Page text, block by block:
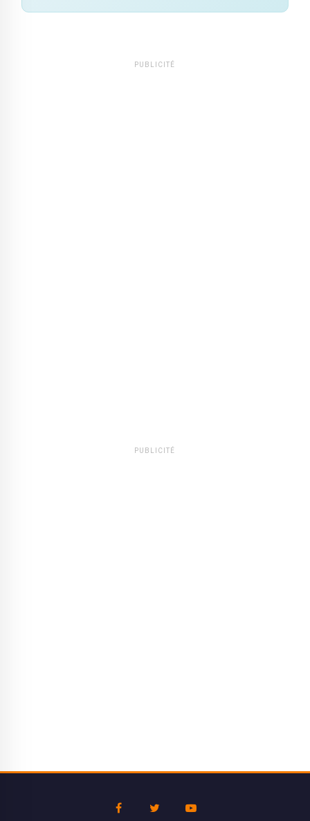
PUBLICITÉ
PUBLICITÉ